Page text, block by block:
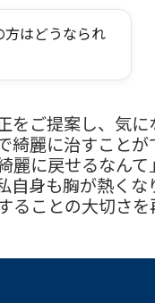
はどうなられ
をご提案し、気に
綺麗に治すことが
麗に戻せるなんて
自身も胸が熱くな
ることの大切さを